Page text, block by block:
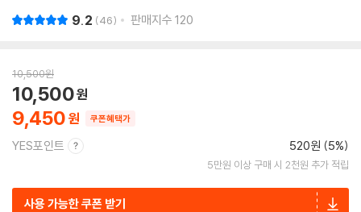
9.2 46 판매지수 120
10,500원
9,450
10,500
쿠폰혜택가
YES포인트 520원 (5%)
5만원 이상 구매 시 2천원 추가 적립
사용 가능한 쿠폰 받기